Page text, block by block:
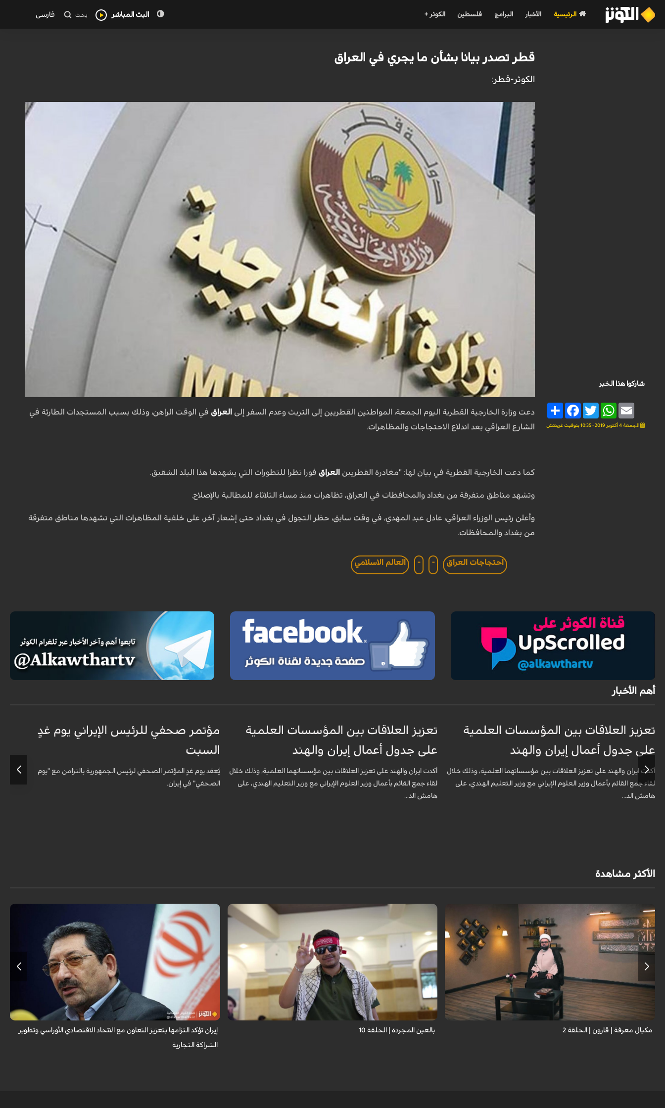
الرئيسية الأخبار البرامج فلسطين الكوثر + البث المباشر بحث فارسی
شاركوا هذا الخبر
Share
FacebookTwitter
WhatsAppEmail
الجمعة 4 أكتوبر 2019 - 10:35 بتوقيت غرينتش
قطر تصدر بيانا بشأن ما يجري في العراق
الکوثر-قطر:
دعت وزارة الخارجية القطرية اليوم الجمعة، المواطنين القطريين إلى التريث وعدم السفر إلى العراق في الوقت الراهن، وذلك بسبب المستجدات الطارئة في
الشارع العراقي بعد اندلاع الاحتجاجات والمظاهرات.
كما دعت الخارجية القطرية في بيان لها: "مغادرة القطريين العراق فورا نظرا للتطورات التي يشهدها هذا البلد الشقيق.
وتشهد مناطق متفرقة من بغداد والمحافظات في العراق، تظاهرات منذ مساء الثلاثاء، للمطالبة بالإصلاح.
وأعلن رئيس الوزراء العراقي، عادل عبد المهدي، في وقت سابق، حظر التجول في بغداد حتى إشعار آخر، على خلفية المظاهرات التي تشهدها مناطق متفرقة
من بغداد والمحافظات.
احتجاجات العراق -
- العالم الاسلامي
أهم الأخبار
تعزيز العلاقات بين المؤسسات العلمية
على جدول أعمال إيران والهند
أكدت ايران والهند على تعزيز العلاقات بين مؤسساتهما العلمية، وذلك خلال
لقاء جمع القائم بأعمال وزير العلوم الإيراني مع وزير التعليم الهندي، على
هامش الد...
تعزيز العلاقات بين المؤسسات العلمية
على جدول أعمال إيران والهند
أكدت ايران والهند على تعزيز العلاقات بين مؤسساتهما العلمية، وذلك خلال
لقاء جمع القائم بأعمال وزير العلوم الإيراني مع وزير التعليم الهندي، على
هامش الد...
مؤتمر صحفي للرئيس الإيراني يوم غدٍ
السبت
يُعقد يوم غدٍ المؤتمر الصحفي لرئيس الجمهورية بالتزامن مع "يوم
الصحفي" في إيران.
الأكثر مشاهدة
مكيال معرفة | قارون | الحلقة 2
برنامج "بالعين المجردة" هو توثيق إنسانيٌّ شجاعٌ للحياة تحت وطأة الحرب، حيث
نستمع فيه إلى شهاداتٍ حيّةٍ لأشخاص عايشوا التفجيرات والدمار، فنرى بعيونهم
ت...
بالعين المجردة | الحلقة 10
أكد وزير الصناعة الإيراني، محمد أتابك، عزم الجمهورية الإسلامية الإيرانية على
توسيع وتعميق التعاون مع الدول الأعضاء في الاتحاد الاقتصادي الأوراسي، مشد...
إيران تؤكد التزامها بتعزيز التعاون مع الاتحاد الاقتصادي الأوراسي وتطوير
الشراكة التجارية